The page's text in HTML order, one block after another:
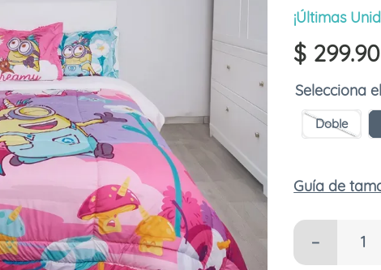
¡Últimas
$ 299.
Doble
Guía de
－